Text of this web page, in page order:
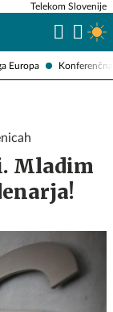
Europa
Telekom Slovenije
Mladim